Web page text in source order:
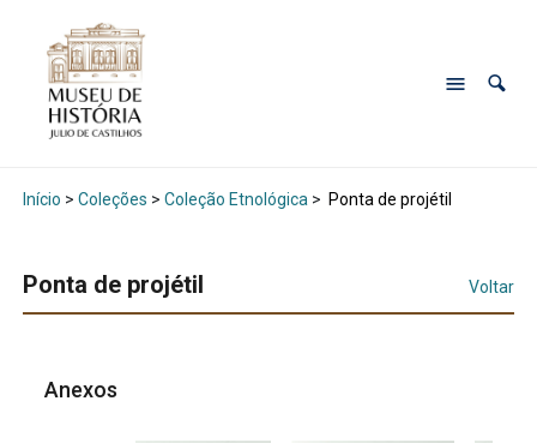
Início > Coleções > Coleção Etnológica > Ponta de projétil
Ponta de projétil Voltar
Anexos